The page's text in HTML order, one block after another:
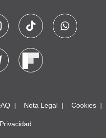
Nota Legal Cookies